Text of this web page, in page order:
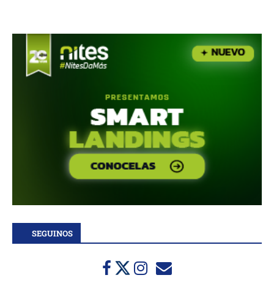
SEGUINOS